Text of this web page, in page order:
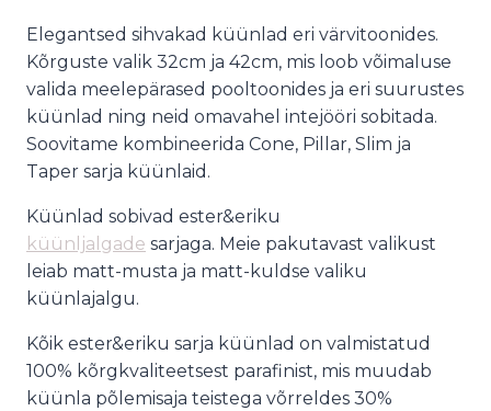
Elegantsed sihvakad küünlad eri värvitoonides.
Kõrguste valik 32cm ja 42cm, mis loob võimaluse
valida meelepärased pooltoonides ja eri suurustes
küünlad ning neid omavahel intejööri sobitada.
Soovitame kombineerida Cone, Pillar, Slim ja
Taper sarja küünlaid.
Küünlad sobivad ester&eriku
küünljalgade sarjaga. Meie pakutavast valikust
leiab matt-musta ja matt-kuldse valiku
küünlajalgu.
Kõik ester&eriku sarja küünlad on valmistatud
100% kõrgkvaliteetsest parafinist, mis muudab
küünla põlemisaja teistega võrreldes 30%